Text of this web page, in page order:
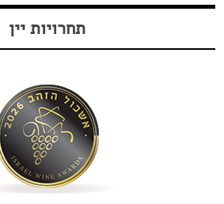
תחרויות יין